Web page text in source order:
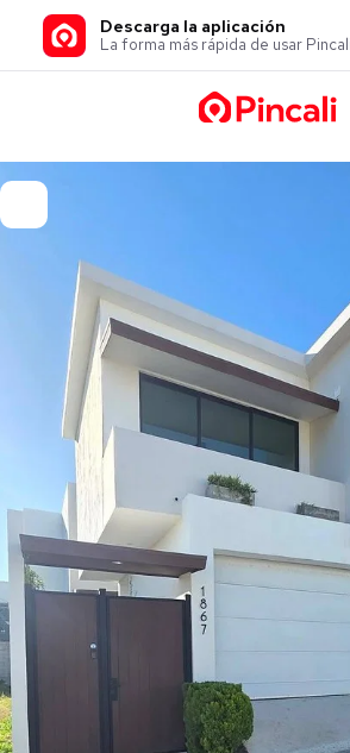
Descarga la aplicación
La forma más rápida de usar Pincali